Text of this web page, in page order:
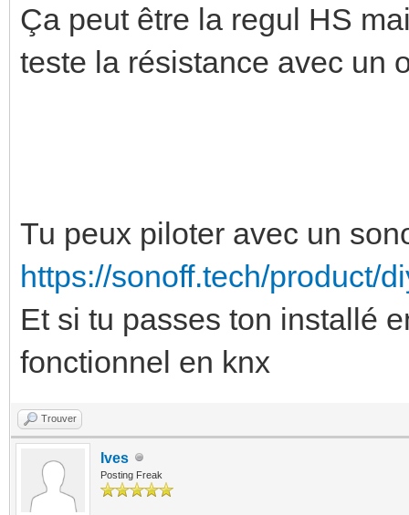
Ça peut être la regul HS
teste la résistance avec un
Tu peux piloter avec un
https://sonoff.tech/product/
Et si tu passes ton installé
fonctionnel en knx
Trouver
Ives
Posting Freak